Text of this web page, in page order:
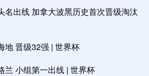
名出线 加拿大波黑历史首次晋级淘汰
地 晋级32强 | 世界杯
兰 小组第一出线 | 世界杯